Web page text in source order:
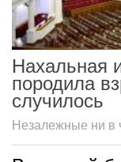
Нахальная
породила
случилось
Незалежные ни в